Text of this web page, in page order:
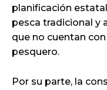
planificación
pesca tradicional y
que no cuentan
pesquero.
Por su parte, la